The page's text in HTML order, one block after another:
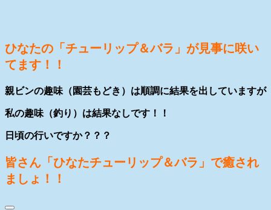
ひなたの「チューリップ＆バラ」が見事に咲い
てます！！
親ビンの趣味（園芸もどき）は順調に結果を出していますが
私の趣味（釣り）は結果なしです！！
日頃の行いですか？？？
皆さん「ひなたチューリップ＆バラ」で癒され
ましょ！！